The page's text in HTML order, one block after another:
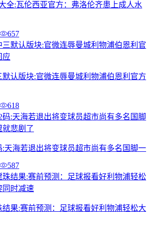
全:瓦伦西亚官方：弗洛伦齐患上成人水
657
认版块:官微连辱曼城利物浦伯恩利官方
618
:天海若退出将变球员超市尚有多名国脚一
587
果:赛前预测：足球报看好利物浦轻松大